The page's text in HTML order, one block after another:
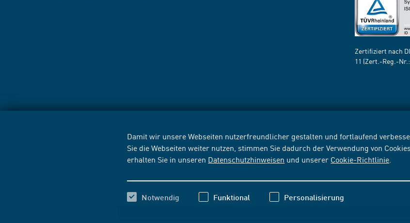
Damit wir unsere Webseiten nutzerfreundlicher gestalten und fortlaufend
Sie die Webseiten weiter nutzen, stimmen Sie dadurch der Verwendung von
erhalten Sie in unseren Datenschutzhinweisen und unserer Cookie-Richtlinie
Notwendig Funktional Personalisierung
Zertifiziert nach
11 (Zert.-Reg.-Nr.: